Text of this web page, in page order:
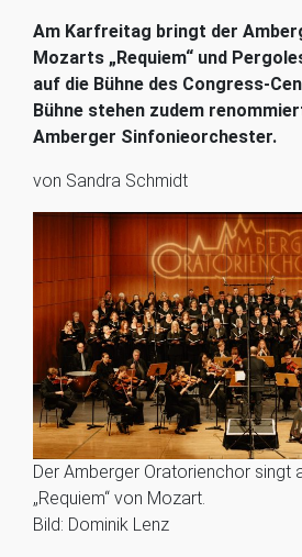
Am Karfreitag bringt der
Mozarts „Requiem“ und
auf die Bühne des Congress-
Bühne stehen zudem
Amberger Sinfonieorchester.
von Sandra Schmidt
Der Amberger Oratorienchor singt
„Requiem“ von Mozart.
Bild: Dominik Lenz